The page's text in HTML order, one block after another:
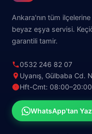
Ankara'nın tüm
beyaz eşya servisi.
garantili tamir.
0532 246 82 07
Uyanış, Gülbaba Cd.
Hft-Cmt: 08:00–20:00
WhatsApp'tan